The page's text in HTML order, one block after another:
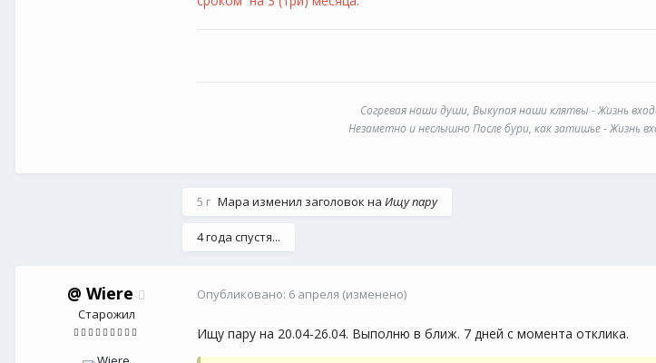
Согревая наши души, Выкупая наши клятвы - Жизнь
Незаметно и неслышно После бури, как затишье - Жизнь
5 г Мара изменил заголовок на Ищу пару
4 года спустя...
@ Wiere
Старожил
Опубликовано: 6 апреля (изменено)
Ищу пару на 20.04-26.04. Выполню в ближ. 7 дней с момента отклика.